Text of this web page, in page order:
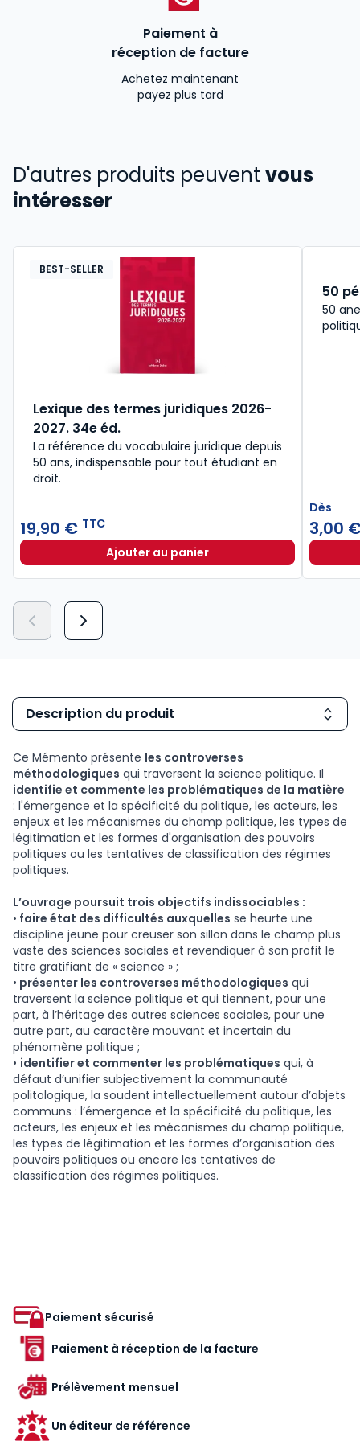
Paiement à
réception de facture
Achetez maintenant
payez plus tard
D'autres produits peuvent vous
intéresser
BEST-SELLER
Lexique des termes juridiques 2026-
2027. 34e éd.
La référence du vocabulaire juridique depuis
50 ans, indispensable pour tout étudiant en
droit.​
19,90 € TTC
Ajouter au panierLexique des termes juridiques
50
50
Dès
3,00
Description du produit
Ce Mémento présente les controverses
méthodologiques qui traversent la science politique. Il
identifie et commente les problématiques de la matière
: l'émergence et la spécificité du politique, les acteurs, les
enjeux et les mécanismes du champ politique, les types de
légitimation et les formes d'organisation des pouvoirs
politiques ou les tentatives de classification des régimes
politiques.
L’ouvrage poursuit trois objectifs indissociables :
• faire état des difficultés auxquelles se heurte une
discipline jeune pour creuser son sillon dans le champ plus
vaste des sciences sociales et revendiquer à son profit le
titre gratifiant de « science » ;
• présenter les controverses méthodologiques qui
traversent la science politique et qui tiennent, pour une
part, à l’héritage des autres sciences sociales, pour une
autre part, au caractère mouvant et incertain du
phénomène politique ;
• identifier et commenter les problématiques qui, à
défaut d’unifier subjectivement la communauté
politologique, la soudent intellectuellement autour d’objets
communs : l’émergence et la spécificité du politique, les
acteurs, les enjeux et les mécanismes du champ politique,
les types de légitimation et les formes d’organisation des
pouvoirs politiques ou encore les tentatives de
classification des régimes politiques.
Paiement sécurisé
Paiement à réception de la facture
Prélèvement mensuel
Un éditeur de référence